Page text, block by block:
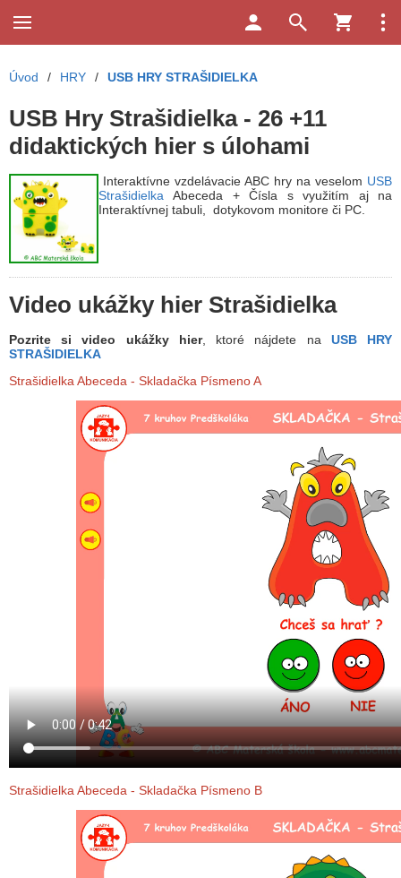
Úvod / HRY / USB HRY STRAŠIDIELKA
USB Hry Strašidielka - 26 +11
didaktických hier s úlohami
Interaktívne vzdelávacie ABC hry na veselom USB
Strašidielka Abeceda + Čísla s využitím aj na
Interaktívnej tabuli, dotykovom monitore či PC.
Video ukážky hier Strašidielka
Pozrite si video ukážky hier, ktoré nájdete na USB HRY
STRAŠIDIELKA
Strašidielka Abeceda - Skladačka Písmeno A
Strašidielka Abeceda - Skladačka Písmeno B